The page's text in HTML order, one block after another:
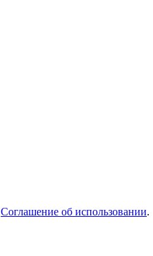
Соглашение об использовании.